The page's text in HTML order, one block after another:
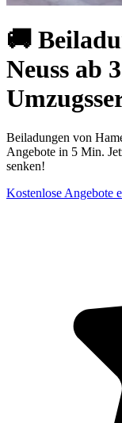
🚚
Neuss ab
Beiladungen von
Angebote in 5 Min.
senken!
Kostenlose Angebote